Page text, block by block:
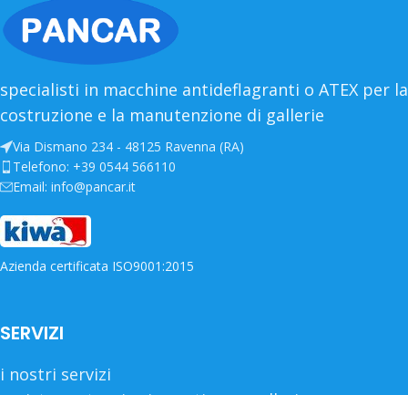
specialisti in macchine antideflagranti o ATEX per la
costruzione e la manutenzione di gallerie
Via Dismano 234 - 48125 Ravenna (RA)
Telefono: +39 0544 566110
Email: info@pancar.it
Azienda certificata ISO9001:2015
SERVIZI
i nostri servizi